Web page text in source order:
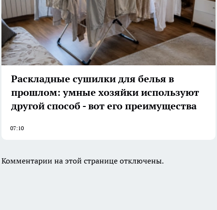
Раскладные сушилки для белья в
прошлом: умные хозяйки используют
другой способ - вот его преимущества
07:10
Комментарии на этой странице отключены.